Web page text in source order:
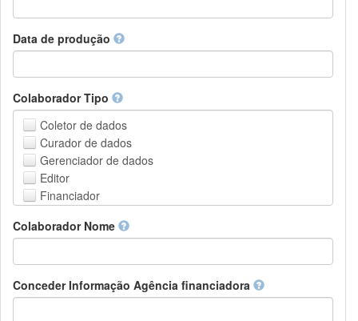
Armenian
Assamese
Avaric
Aymara
Azerbaijani
Bambara
Bashkir
Basque
Belarusian
Bengali, Bangla
Bislama
Breton
Bulgarian
Burmese
Data de produção
Colaborador Tipo
Coletor de dados
Curador de dados
Gerenciador de dados
Editor
Financiador
Líder do projeto
Membro do projeto
Pessoa Relacionada
Pesquisador
Colaborador Nome
Conceder Informação Agência financiadora